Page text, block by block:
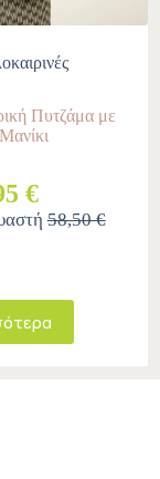
Πυτζάμα με
€
58,50 €